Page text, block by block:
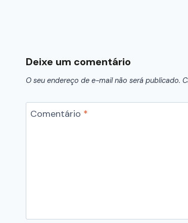
Deixe um comentário
O seu endereço de e-mail não será publicado.
Comentário *